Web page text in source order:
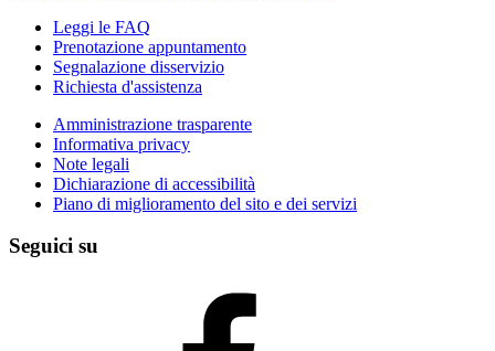
Leggi le FAQ
Prenotazione appuntamento
Segnalazione disservizio
Richiesta d'assistenza
Amministrazione trasparente
Informativa privacy
Note legali
Dichiarazione di accessibilità
Piano di miglioramento del sito e dei servizi
Seguici su